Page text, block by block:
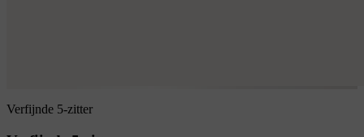
Verfijnde 5-zitter